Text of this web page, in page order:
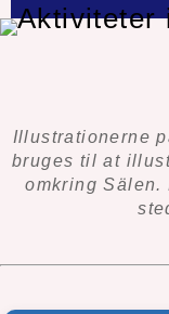
Illustrationerne
bruges til at
omkring Sälen.